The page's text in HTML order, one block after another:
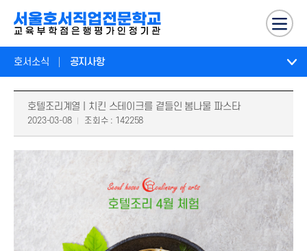
호서소식 공지사항
호텔조리계열 | 치킨 스테이크를 곁들인 봄나물 파스타
2023-03-08 조회수 : 142258